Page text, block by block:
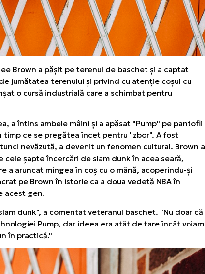
Brown a pășit pe terenul de baschet și a captat
jumătatea terenului și privind cu atenție coșul cu
o cursă industrială care a schimbat pentru
a întins ambele mâini și a apăsat "Pump" pe pantofii
timp ce se pregătea încet pentru "zbor". A fost
nevăzută, a devenit un fenomen cultural. Brown a
șapte încercări de slam dunk în acea seară,
a aruncat mingea în coș cu o mână, acoperindu-și
pe Brown în istorie ca a doua vedetă NBA în
acest gen.
dunk", a comentat veteranul baschet. "Nu doar că
Pump, dar ideea era atât de tare încât voiam
în practică."